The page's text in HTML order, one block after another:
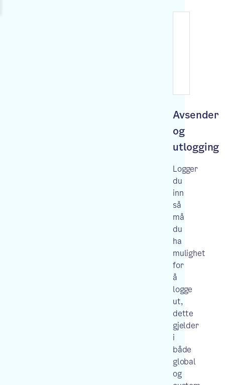
Avsender
og
utlogging
Logger
du
inn
så
må
du
ha
mulighet
for
å
logge
ut,
dette
gjelder
i
både
global
og